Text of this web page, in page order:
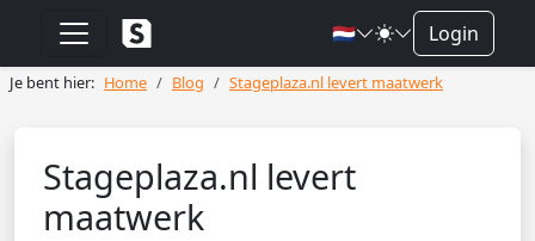
🇳🇱 Login
Je bent hier: Home Blog Stageplaza.nl levert maatwerk
Stageplaza.nl levert
maatwerk